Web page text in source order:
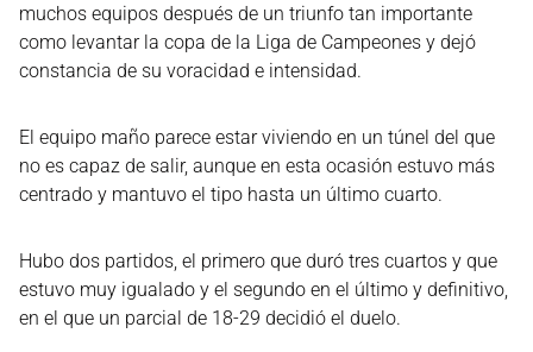
muchos equipos después de un triunfo tan importante
como levantar la copa de la Liga de Campeones y dejó
constancia de su voracidad e intensidad.
El equipo maño parece estar viviendo en un túnel del que
no es capaz de salir, aunque en esta ocasión estuvo más
centrado y mantuvo el tipo hasta un último cuarto.
Hubo dos partidos, el primero que duró tres cuartos y que
estuvo muy igualado y el segundo en el último y definitivo,
en el que un parcial de 18-29 decidió el duelo.